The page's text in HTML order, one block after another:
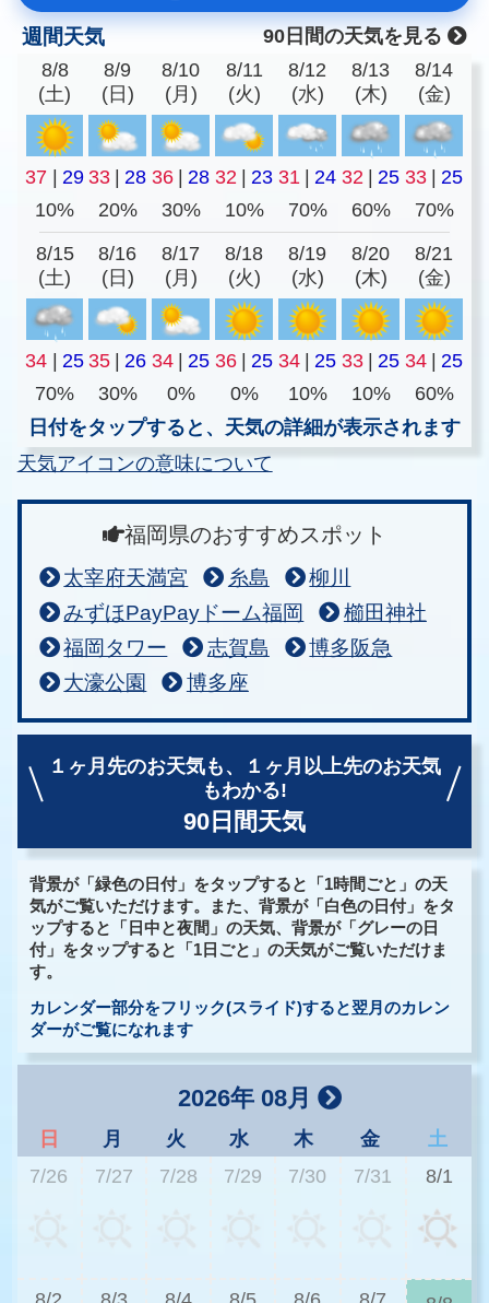
週間天気
90日間の天気を見る
8/8
(土)
8/9
(日)
8/10
(月)
8/11
(火)
8/12
(水)
8/13
(木)
8/14
(金)
37 29 33 28 36 28 32 23 31 24 32 25 33
25
10%
20% 30% 10% 70% 60% 70%
8/15
(土)
8/16
(日)
8/17
(月)
8/18
(火)
8/19
(水)
8/20
(木)
8/21
(金)
34 25 35 26 34 25 36 25 34 25 33 25 34
25
70%
30% 0% 0% 10% 10%
60%
日付をタップすると、天気の詳細が表示されます
天気アイコンの意味について
福岡県のおすすめスポット
太宰府天満宮 糸島
柳川
みずほPayPayドーム福岡
櫛田神社
福岡タワー
志賀島
博多阪急
大濠公園
博多座
１ヶ月先のお天気も、
１ヶ月以上先のお天気
もわかる!
90日間天気
背景が「緑色の日付」をタップすると「1時間ごと」の天
気がご覧いただけます。また、背景が「白色の日付」をタ
ップすると「日中と夜間」の天気、背景が「グレーの日
付」をタップすると「1日ごと」の天気がご覧いただけま
す。
カレンダー部分をフリック(スライド)すると翌月のカレン
ダーがご覧になれます
2026年 08月
日 月 火 水 木 金
土
7/26
7/27 7/28 7/29 7/30 7/31 8/1